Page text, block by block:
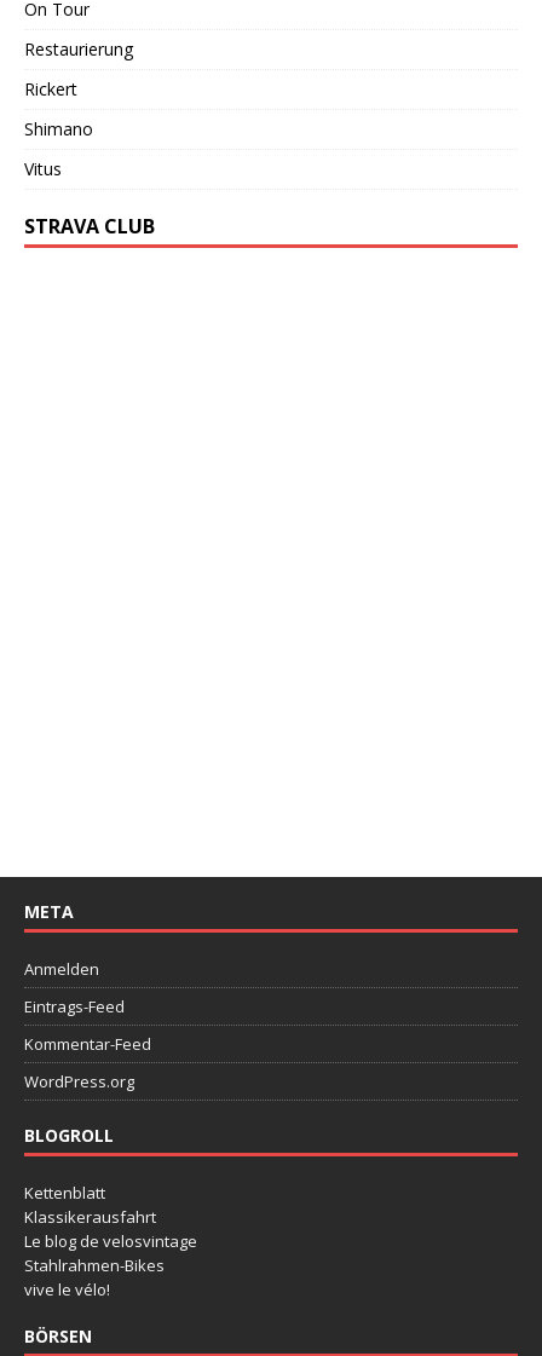
On Tour
Restaurierung
Rickert
Shimano
Vitus
STRAVA CLUB
META
Anmelden
Eintrags-Feed
Kommentar-Feed
WordPress.org
BLOGROLL
Kettenblatt
Klassikerausfahrt
Le blog de velosvintage
Stahlrahmen-Bikes
vive le vélo!
BÖRSEN